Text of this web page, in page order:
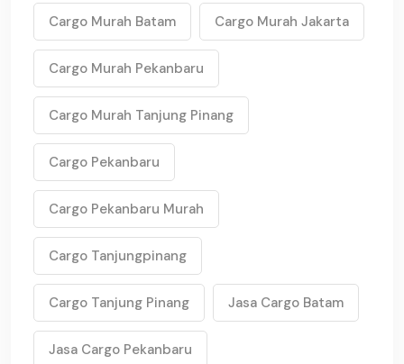
Cargo Murah Batam Cargo Murah Jakarta
Cargo Murah Pekanbaru
Cargo Murah Tanjung Pinang
Cargo Pekanbaru
Cargo Pekanbaru Murah
Cargo Tanjungpinang
Cargo Tanjung Pinang Jasa Cargo Batam
Jasa Cargo Pekanbaru